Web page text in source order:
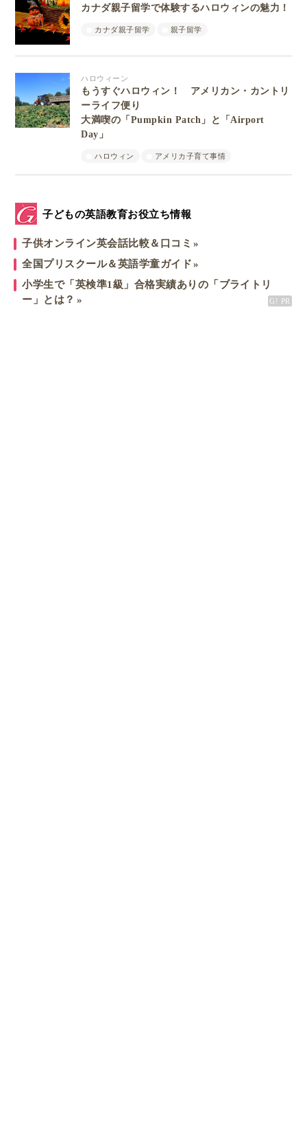
カナダ親子留学で体験するハロウィンの魅力！
カナダ親子留学 親子留学
ハロウィーン
もうすぐハロウィン！ アメリカン・カントリ
ーライフ便り
大満喫の「Pumpkin Patch」と「Airport
Day」
ハロウィン アメリカ子育て事情
子どもの英語教育お役立ち情報
子供オンライン英会話比較＆口コミ
全国プリスクール＆英語学童ガイド
小学生で「英検準1級」合格実績ありの「ブライトリ
ー」とは？